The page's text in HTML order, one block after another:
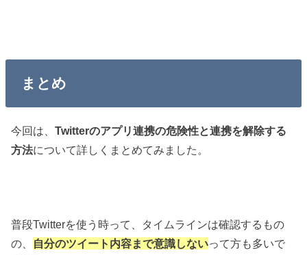
まとめ
今回は、Twitterのアプリ連携の危険性と連携を解除する
方法について詳しくまとめてみました。
普段Twitterを使う時って、タイムラインは確認するもの
の、 自分のツイート内容まで意識しないって方も多いで